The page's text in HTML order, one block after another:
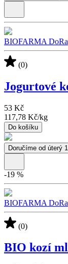
BIOFARMA DoRa
(0)
Jogurtové
53 Kč
117,78 Kč/kg
Do košíku
Doručíme od úterý
-19 %
BIOFARMA DoRa
(0)
BIO kozí